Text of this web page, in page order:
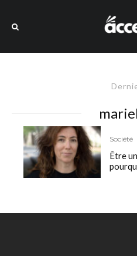
Société
Être